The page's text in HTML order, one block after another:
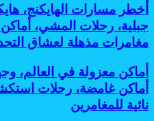
حضارات
قديمة،
سياحة
أثرية،
مدن
مخفية،
مساكن
جوفية،
آثار
أخطر
مسارات
الهايكنج،
هايكنج
العالم،
مغامرات
جبلية،
رحلات
أخطر مسارات الهايكنج،
جبلية، رحلات المشي،
مغامرات مذهلة لعشاق
أماكن
معزولة
في
العالم،
أماكن معزولة في العالم،
أماكن غامضة، رحلات
نائية للمغامرين